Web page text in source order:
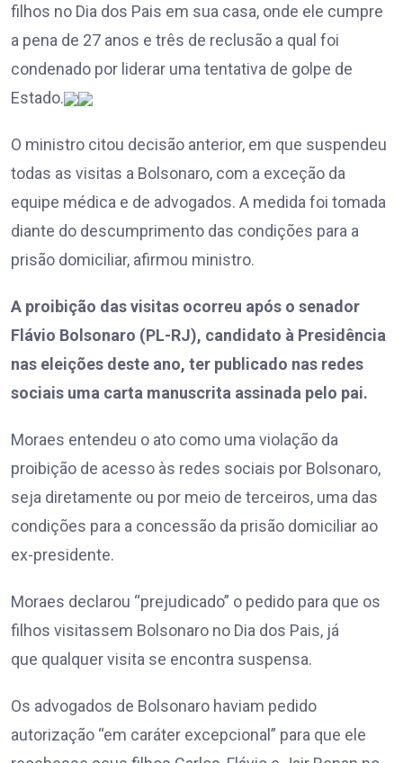
filhos no Dia dos Pais em sua casa, onde ele cumpre
a pena de 27 anos e três de reclusão a qual foi
condenado por liderar uma tentativa de golpe de
Estado.
O ministro citou decisão anterior, em que suspendeu
todas as visitas a Bolsonaro, com a exceção da
equipe médica e de advogados. A medida foi tomada
diante do descumprimento das condições para a
prisão domiciliar, afirmou ministro.
A proibição das visitas ocorreu após o senador
Flávio Bolsonaro (PL-RJ), candidato à Presidência
nas eleições deste ano, ter publicado nas redes
sociais uma carta manuscrita assinada pelo pai.
Moraes entendeu o ato como uma violação da
proibição de acesso às redes sociais por Bolsonaro,
seja diretamente ou por meio de terceiros, uma das
condições para a concessão da prisão domiciliar ao
ex-presidente.
Moraes declarou “prejudicado” o pedido para que os
filhos visitassem Bolsonaro no Dia dos Pais, já
que qualquer visita se encontra suspensa.
Os advogados de Bolsonaro haviam pedido
autorização “em caráter excepcional” para que ele